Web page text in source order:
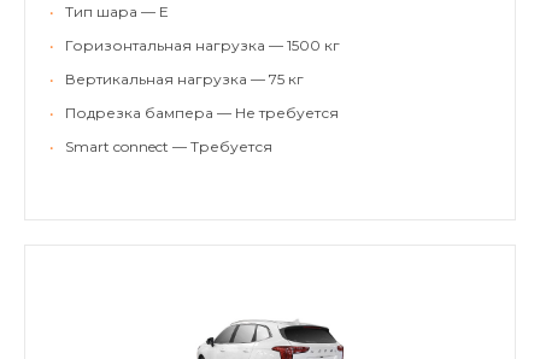
•
Тип шара — E
•
Горизонтальная нагрузка — 1500 кг
•
Вертикальная нагрузка — 75 кг
•
Подрезка бампера — Не требуется
•
Smart connect — Требуется